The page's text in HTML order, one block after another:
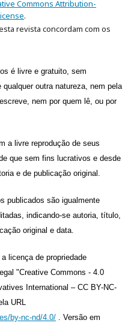
Commons Attribution-
.
revista concordam com os
é livre e gratuito, sem
outra natureza, nem pela
, nem por quem lê, ou por
a livre reprodução de seus
que sem fins lucrativos e desde
e de publicação original.
publicados são igualmente
indicando-se autoria, título,
original e data.
licença de propriedade
"Creative Commons - 4.0
International – CC BY-NC-
URL
by-nc-nd/4.0/ . Versão em